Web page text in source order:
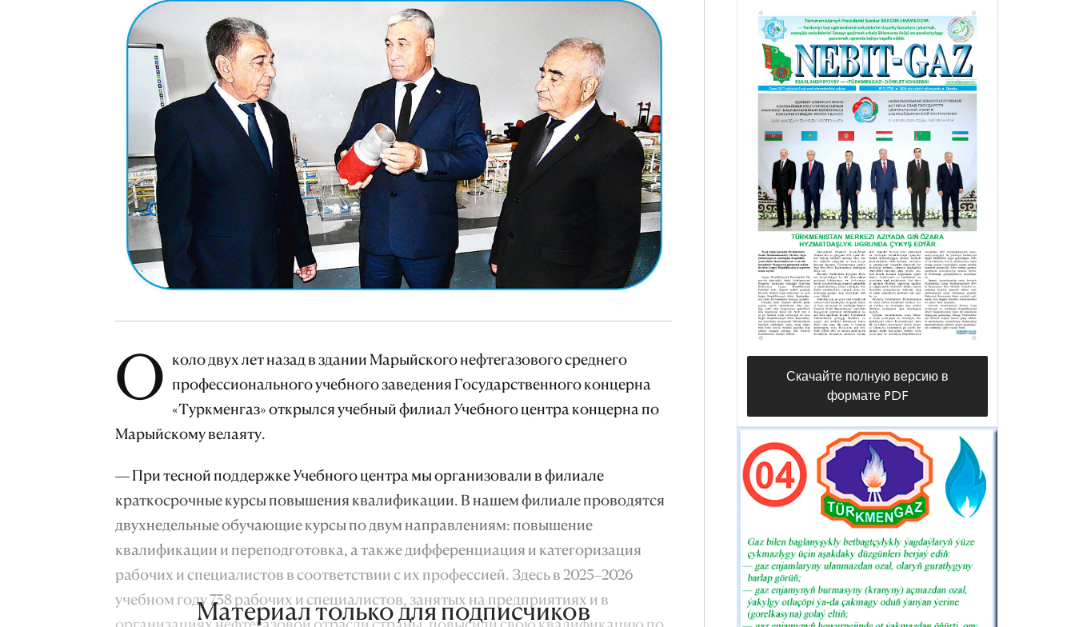
О коло двух лет назад в здании Марыйского нефтегазового среднего
профессионального учебного заведения Государственного концерна
«Туркменгаз» открылся учебный филиал Учебного центра концерна по
Марыйскому велаяту.
— При тесной поддержке Учебного центра мы организовали в филиале
краткосрочные курсы повышения квалификации. В нашем филиале проводятся
двухнедельные обучающие курсы по двум направлениям: повышение
квалификации и переподготовка, а также дифференциация и категоризация
рабочих и специалистов в соответствии с их профессией. Здесь в 2025–2026
учебном году 738 рабочих и специалистов, занятых на предприятиях и в
Материал только для подписчиков
Скачайте полную версию в
формате PDF